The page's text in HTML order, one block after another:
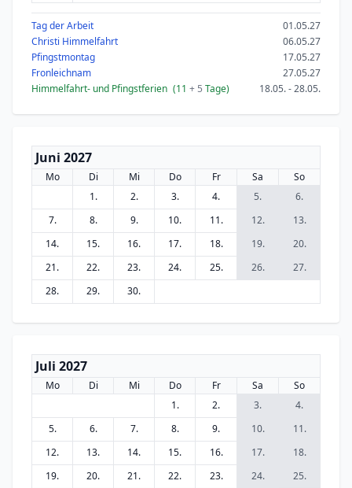
Tag der Arbeit
01.05.27
Christi Himmelfahrt
06.05.27
Pfingstmontag
17.05.27
Fronleichnam
27.05.27
Himmelfahrt- und Pfingstferien (11 + 5 Tage) 18.05. - 28.05.
Juni 2027
Mo Di Mi Do Fr Sa
So
1.
2. 3. 4. 5.
6.
7.
8. 9. 10. 11. 12.
13.
14.
15. 16. 17. 18. 19.
20.
21.
22. 23. 24. 25. 26.
27.
28.
29. 30.
Juli 2027
Mo Di Mi Do Fr Sa
So
1.
2. 3.
4.
5.
6. 7. 8. 9. 10.
11.
12.
13. 14. 15. 16. 17.
18.
19.
20. 21. 22. 23. 24.
25.